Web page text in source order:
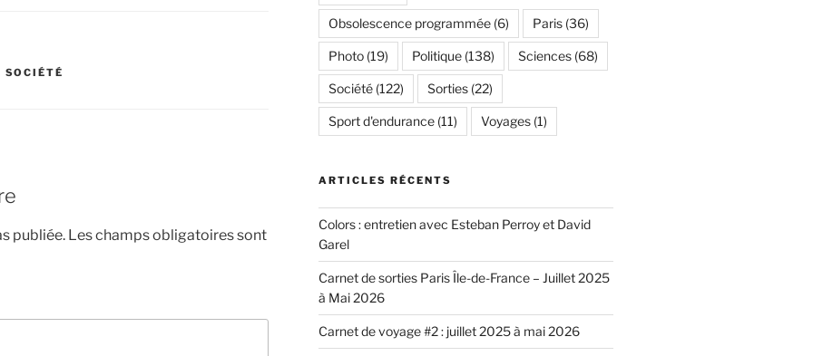
SOCIÉTÉ
publiée. Les champs obligatoires sont
Obsolescence programmée(6) Paris(36)
Photo(19) Politique(138) Sciences(68)
Société(122) Sorties(22)
Sport d'endurance(11) Voyages(1)
ARTICLES RÉCENTS
Colors : entretien avec Esteban Perroy et David
Garel
Carnet de sorties Paris Île-de-France – Juillet 2025
à Mai 2026
Carnet de voyage #2 : juillet 2025 à mai 2026